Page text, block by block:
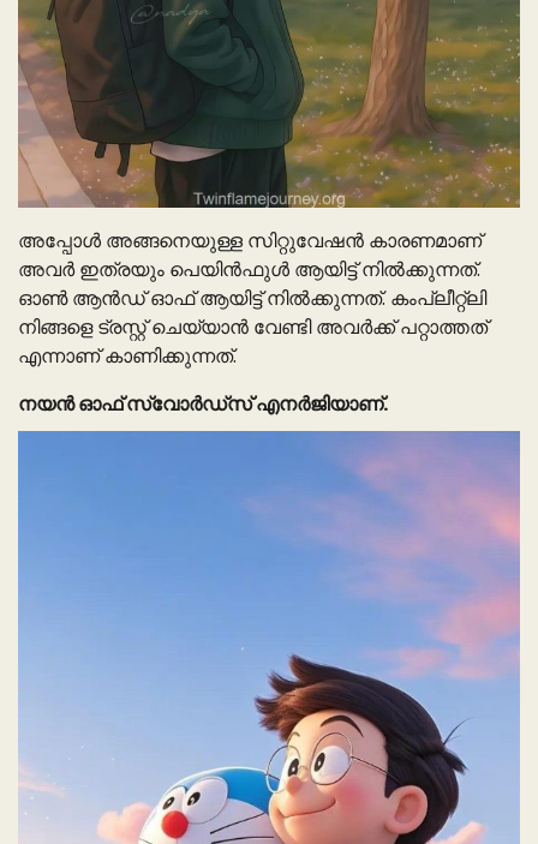
അപ്പോൾ അങ്ങനെയുള്ള സിറ്റുവേഷൻ കാരണമാണ്
അവർ ഇത്രയും പെയിൻഫുൾ ആയിട്ട് നിൽക്കുന്നത്.
ഓൺ ആൻഡ് ഓഫ് ആയിട്ട് നിൽക്കുന്നത്. കംപ്ലീറ്റ്ലി
നിങ്ങളെ ട്രസ്റ്റ് ചെയ്യാൻ വേണ്ടി അവർക്ക് പറ്റാത്തത്
എന്നാണ് കാണിക്കുന്നത്.
നയൻ ഓഫ് സ്വോർഡ്സ് എനർജിയാണ്.